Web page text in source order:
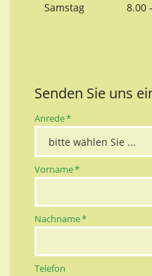
Samstag 8.00
Senden Sie uns
Pflichtfeld
Anrede*
Pflichtfeld
Vorname*
Pflichtfeld
Nachname*
Telefon